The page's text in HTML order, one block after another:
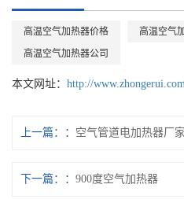
高温空气加热器价格
高温空气
高温空气加热器公司
本文网址： http://
上一篇： 空气管道电加热器厂家
下一篇： 900度空气加热器